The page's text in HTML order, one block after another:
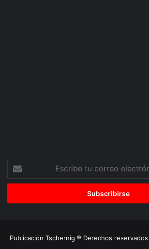
correo
Publicación Tschernig ® Derechos